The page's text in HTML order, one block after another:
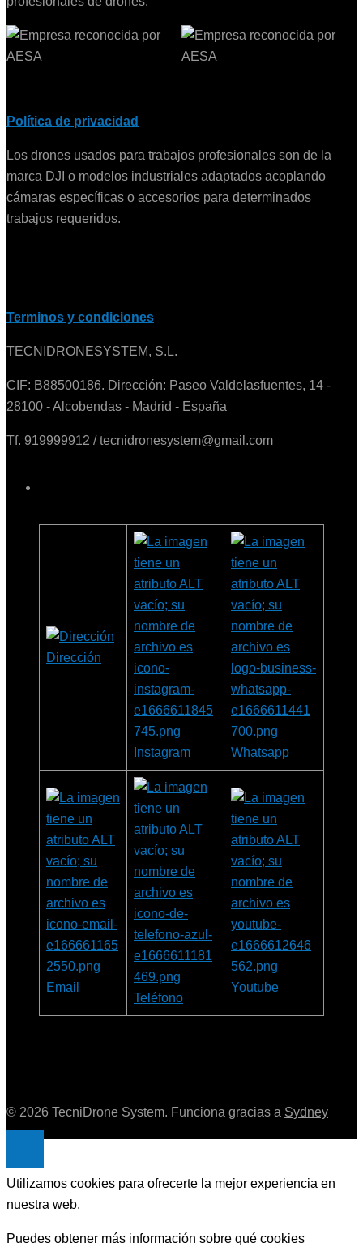
Política de privacidad
Los drones usados para trabajos profesionales son de la
marca DJI o modelos industriales adaptados acoplando
cámaras específicas o accesorios para determinados
trabajos requeridos.
Terminos y condiciones
TECNIDRONESYSTEM, S.L.
CIF: B88500186. Dirección: Paseo Valdelasfuentes, 14 -
28100 - Alcobendas - Madrid - España
Tf. 919999912 / tecnidronesystem@gmail.com
Dirección
Instagram Whatsapp
Email
Teléfono
Youtube
© 2026 TecniDrone System. Funciona gracias a Sydney
Utilizamos cookies para ofrecerte la mejor experiencia en
nuestra web.
Puedes obtener más información sobre qué cookies